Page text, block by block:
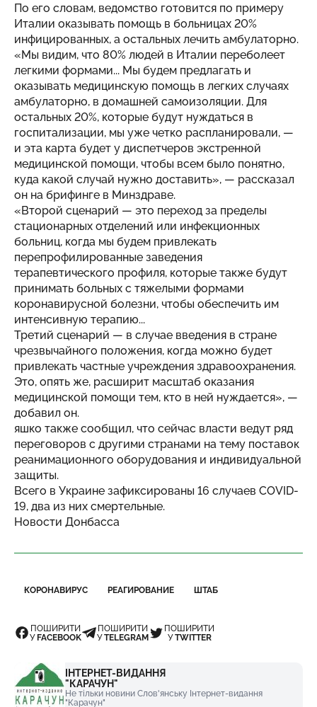
По его словам, ведомство готовится по примеру
Италии оказывать помощь в больницах 20%
инфицированных, а остальных лечить амбулаторно.
«Мы видим, что 80% людей в Италии переболеет
легкими формами... Мы будем предлагать и
оказывать медицинскую помощь в легких случаях
амбулаторно, в домашней самоизоляции. Для
остальных 20%, которые будут нуждаться в
госпитализации, мы уже четко распланировали, —
и эта карта будет у диспетчеров экстренной
медицинской помощи, чтобы всем было понятно,
куда какой случай нужно доставить», — рассказал
он на брифинге в Минздраве.
«Второй сценарий — это переход за пределы
стационарных отделений или инфекционных
больниц, когда мы будем привлекать
перепрофилированные заведения
терапевтического профиля, которые также будут
принимать больных с тяжелыми формами
коронавирусной болезни, чтобы обеспечить им
интенсивную терапию...
Третий сценарий — в случае введения в стране
чрезвычайного положения, когда можно будет
привлекать частные учреждения здравоохранения.
Это, опять же, расширит масштаб оказания
медицинской помощи тем, кто в ней нуждается», —
добавил он.
яшко также сообщил, что сейчас власти ведут ряд
переговоров с другими странами на тему поставок
реанимационного оборудования и индивидуальной
защиты.
Всего в Украине зафиксированы 16 случаев COVID-
19, два из них смертельные.
Новости Донбасса
КОРОНАВИРУС РЕАГИРОВАНИЕ ШТАБ
ПОШИРИТИ
УFACEBOOK
ПОШИРИТИ
УTELEGRAM
ПОШИРИТИ
УTWITTER
ІНТЕРНЕТ-ВИДАННЯ
"КАРАЧУН"
Не тільки новини Слов'янську Інтернет-видання
"Карачун"